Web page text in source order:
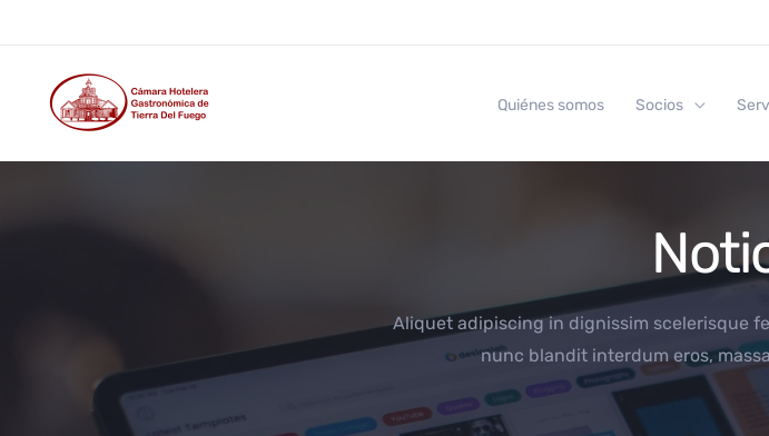
Quiénes somos Socios
Aliquet adipiscing in dignissim scelerisque
nunc blandit interdum eros,